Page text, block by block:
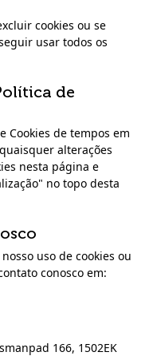
cookies ou se
usar todos os
de
Cookies de tempos em
alterações
nesta página e
no topo desta
uso de cookies ou
conosco em:
166, 1502EK